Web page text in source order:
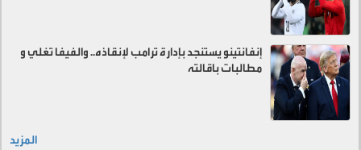
إنفانتينو يستنجد بإدارة ترامب لإنقاذه.. والفيفا تغلي و
مطالبات باقالته
المزيد